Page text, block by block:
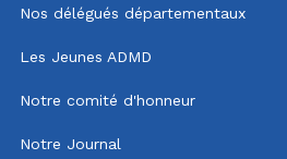
Nos délégués départementaux
Les Jeunes ADMD
Notre comité d'honneur
Notre Journal